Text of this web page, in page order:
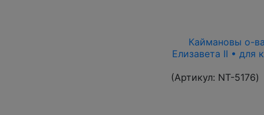
Каймановы о-
Елизавета II • для
(Артикул: NT-5176)